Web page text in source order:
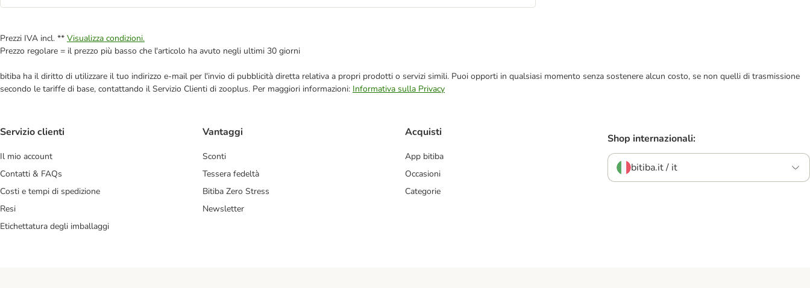
Prezzi IVA incl. ** Visualizza condizioni.
Prezzo regolare = il prezzo più basso che l'articolo ha avuto negli ultimi 30 giorni
bitiba ha il diritto di utilizzare il tuo indirizzo e-mail per l'invio di pubblicità diretta relativa a propri prodotti o servizi simili. Puoi opporti in qualsiasi momento senza sostenere alcun costo, se non quelli di trasmissione
secondo le tariffe di base, contattando il Servizio Clienti di zooplus. Per maggiori informazioni: Informativa sulla Privacy
Servizio clienti
Il mio account
Contatti & FAQs
Costi e tempi di spedizione
Resi
Etichettatura degli imballaggi
Vantaggi
Sconti
Tessera fedeltà
Bitiba Zero Stress
Newsletter
Acquisti
App bitiba
Occasioni
Categorie
Shop internazionali:
bitiba.it / it